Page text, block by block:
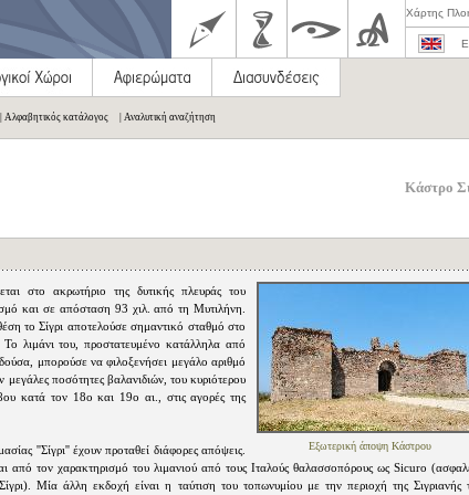
Χάρτης
| Αλφαβητικός κατάλογος | Αναλυτική αναζήτηση
Κάστρο
Εξωτερική άποψη Κάστρου
στο ακρωτήριο της δυτικής πλευράς του
και σε απόσταση 93 χιλ. από τη Μυτιλήνη.
το Σίγρι αποτελούσε σημαντικό σταθμό στο
Το λιμάνι του, προστατευμένο κατάλληλα από
μπορούσε να φιλοξενήσει μεγάλο αριθμό
ποσότητες βαλανιδιών, του κυριότερου
κατά τον 18ο και 19ο αι., στις αγορές της
''Σίγρι'' έχουν προταθεί διάφορες απόψεις.
από τον χαρακτηρισμό του λιμανιού από τους Ιταλούς θαλασσοπόρους ως Sicuro
Μία άλλη εκδοχή είναι η ταύτιση του τοπωνυμίου με την περιοχή της Σιγριανής